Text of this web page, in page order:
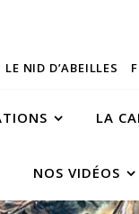
LE NID D’ABEILLES
LA
NOS VIDÉOS